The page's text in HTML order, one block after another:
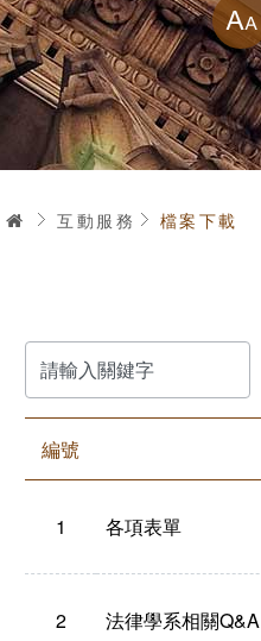
首頁互動服務 檔案下載
請
輸
入
關
鍵
字編號
1 各項表單
2 法律學系相關Q&A